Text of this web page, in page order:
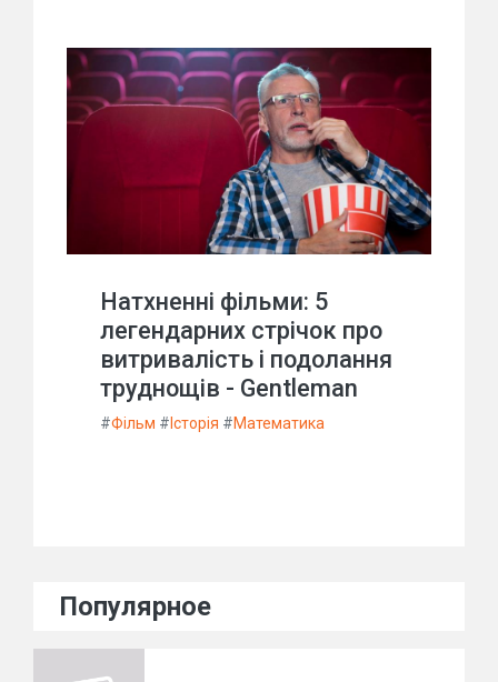
Натхненні фільми: 5
легендарних стрічок про
витривалість і подолання
труднощів - Gentleman
#Фільм # Історія #Математика
Популярное